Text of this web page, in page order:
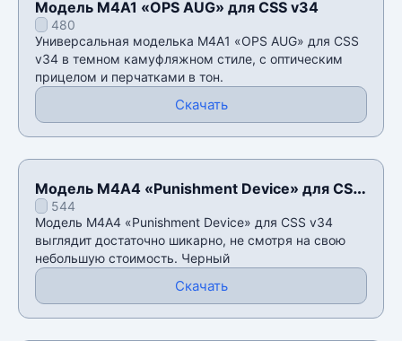
Модель M4A1 «OPS AUG» для CSS v34
480
Универсальная моделька M4A1 «OPS AUG» для CSS
v34 в темном камуфляжном стиле, с оптическим
прицелом и перчатками в тон.
Скачать
Модель М4А4 «Punishment Device» для CSS
v34544
Модель М4А4 «Punishment Device» для CSS v34
выглядит достаточно шикарно, не смотря на свою
небольшую стоимость. Черный
Скачать